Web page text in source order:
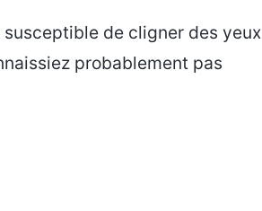
de cligner des yeux
probablement pas